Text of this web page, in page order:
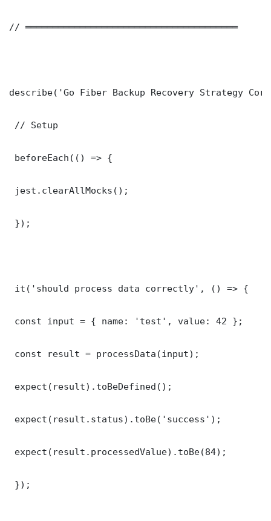
// ═══════════════════════════════════════
describe('Go Fiber Backup Recovery Strategy
// Setup
beforeEach(() => {
jest.clearAllMocks();
});
it('should process data correctly', () => {
const input = { name: 'test', value: 42 };
const result = processData(input);
expect(result).toBeDefined();
expect(result.status).toBe('success');
expect(result.processedValue).toBe(84);
});